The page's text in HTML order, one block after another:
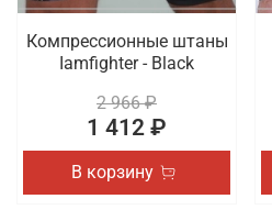
Компрессионные штаны
Iamfighter - Black
2 966 ₽
1 412 ₽
В корзину